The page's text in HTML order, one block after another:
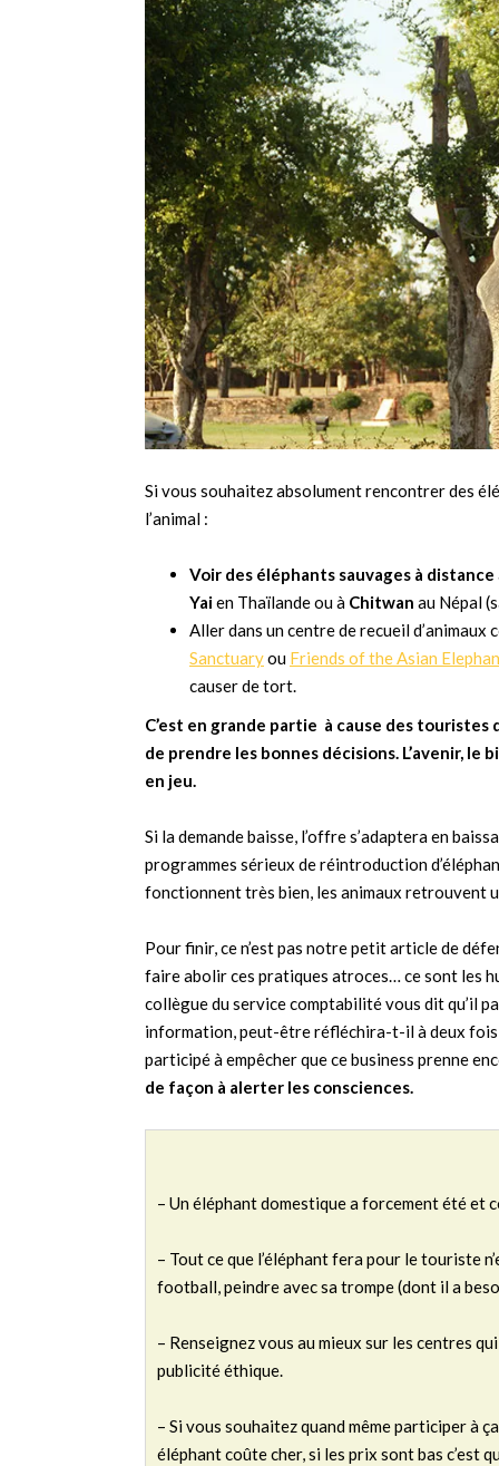
Si vous souhaitez absolument rencontrer des
l’animal :
Voir des éléphants sauvages à distance
Yaien Thaïlande ou à Chitwan au Népal
Aller dans un centre de recueil d’animaux
Sanctuaryou Friends of the Asian
causer de tort.
C’est en grande partie à cause des
de prendre les bonnes décisions. L’avenir,
en jeu.
Si la demande baisse, l’offre s’adaptera en
programmes sérieux de réintroduction
fonctionnent très bien, les animaux retrouvent
Pour finir, ce n’est pas notre petit article de
faire abolir ces pratiques atroces… ce sont les
collègue du service comptabilité vous dit qu’il
information, peut-être réfléchira-t-il à deux fois
participé à empêcher que ce business prenne
de façon à alerter les consciences.
– Un éléphant domestique a forcement été et
– Tout ce que l’éléphant fera pour le touriste
football, peindre avec sa trompe (dont il a
– Renseignez vous au mieux sur les centres
publicité éthique.
– Si vous souhaitez quand même participer à
éléphant coûte cher, si les prix sont bas c’est